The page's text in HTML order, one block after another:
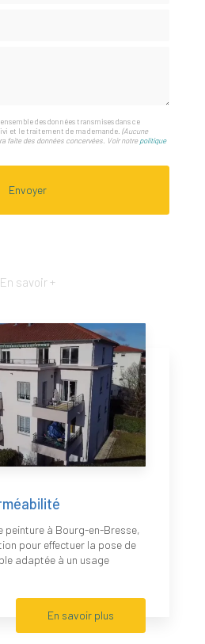
des données transmises dans ce
et le traitement de ma demande.(Aucune
faite des données concervées. Voir notrepolitique
En savoir +
peinture à Bourg-en-Bresse,
pour effectuer la pose de
adaptée à un usage
En savoir plus